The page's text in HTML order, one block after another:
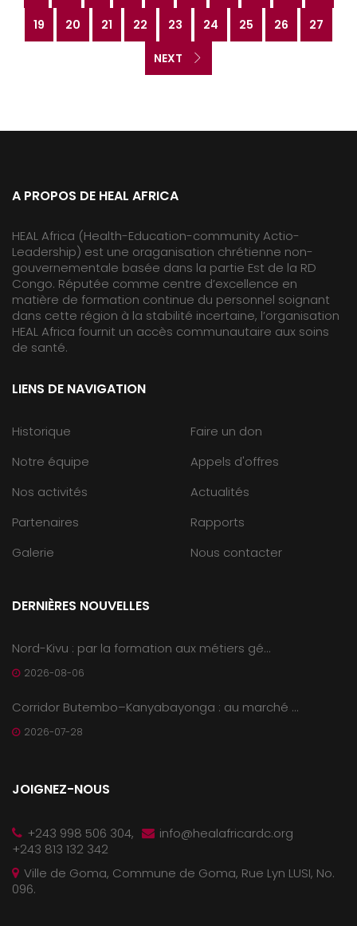
19 20 21 22 23 24 25 26 27
NEXT
A PROPOS DE HEAL AFRICA
HEAL Africa (Health-Education-community Actio-
Leadership) est une oraganisation chrétienne non-
gouvernementale basée dans la partie Est de la RD
Congo. Réputée comme centre d’excellence en
matière de formation continue du personnel soignant
dans cette région à la stabilité incertaine, l’organisation
HEAL Africa fournit un accès communautaire aux soins
de santé.
LIENS DE NAVIGATION
Historique
Notre équipe
Nos activités
Partenaires
Galerie
Faire un don
Appels d'offres
Actualités
Rapports
Nous contacter
DERNIÈRES NOUVELLES
Nord-Kivu : par la formation aux métiers gé...
2026-08-06
Corridor Butembo–Kanyabayonga : au marché ...
2026-07-28
JOIGNEZ-NOUS
+243 998 506 304,
+243 813 132 342
info@healafricardc.org
Ville de Goma, Commune de Goma, Rue Lyn LUSI, No.
096.